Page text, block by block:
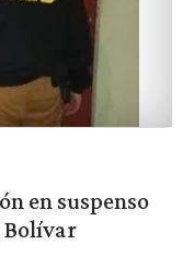
en suspenso
Bolívar